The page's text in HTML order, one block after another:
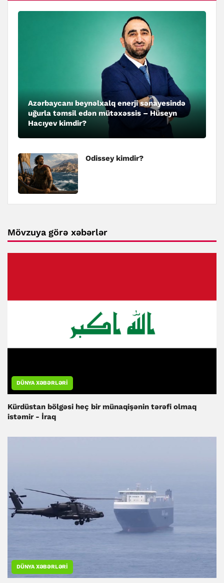
Azərbaycanı beynəlxalq enerji sənayesində
uğurla təmsil edən mütəxəssis – Hüseyn
Hacıyev kimdir?
Odissey kimdir?
Mövzuya görə xəbərlər
DÜNYA XƏBƏRLƏRI
Kürdüstan bölgəsi heç bir münaqişənin tərəfi olmaq
istəmir - İraq
DÜNYA XƏBƏRLƏRI